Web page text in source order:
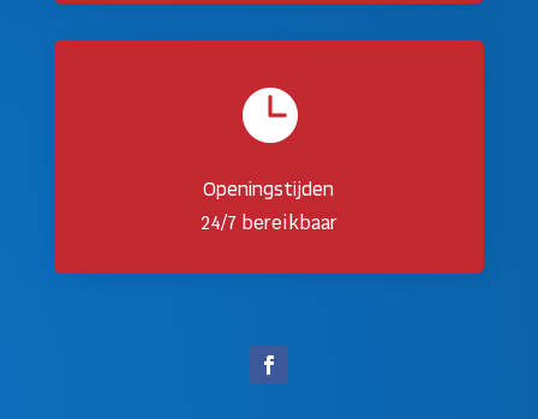

Openingstijden
24/7 bereikbaar